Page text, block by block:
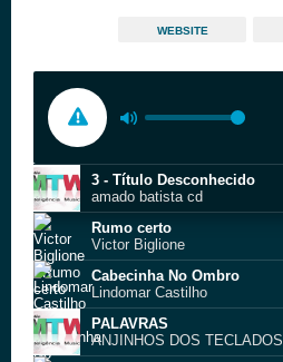
WEBSITE
3 - Título Desconhecido
amado batista cd
Rumo certo
Victor Biglione
Cabecinha No Ombro
Lindomar Castilho
PALAVRAS
ANJINHOS DOS TECLADOS